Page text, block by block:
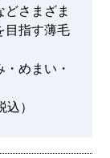
どさまざま
目指す薄毛
・めまい・
）